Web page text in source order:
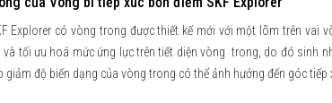
Explorer có vòng trong được thiết kế mới với một lõm trên vai
tối ưu hoá mức ứng lực trên tiết diện vòng trong, do đó sinh
giảm độ biến dạng của vòng trong có thể ảnh hưởng đến góc tiếp